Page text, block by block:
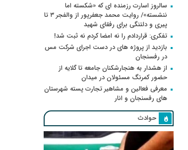
سالروز اسارت رزمنده ای که «شکسته اما
ننشسته»/ روایت محمد جعفرپور از والفجر ۳ تا
پیری و دلتنگی برای رفقای شهید
تفکری: قراردادم را نه امضا کردم نه ثبت شد!
بازدید از پروژه های در دست اجرای شرکت مس
در رفسنجان
از هشدار به هنجارشکنان جامعه تا گلایه از
حضور کمرنگ مسئولان در میدان
معرفی فعالین و مشاهیر تجارت پسته شهرستان
های رفسنجان و انار
حوادث